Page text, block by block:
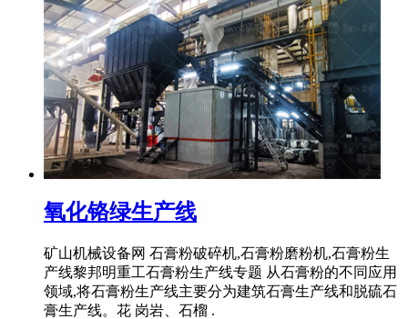
氧化铬绿生产线
矿山机械设备网 石膏粉破碎机,石膏粉磨粉机,石膏粉生
产线黎邦明重工石膏粉生产线专题 从石膏粉的不同应用
领域,将石膏粉生产线主要分为建筑石膏生产线和脱硫石
膏生产线。花 岗岩、石榴 .